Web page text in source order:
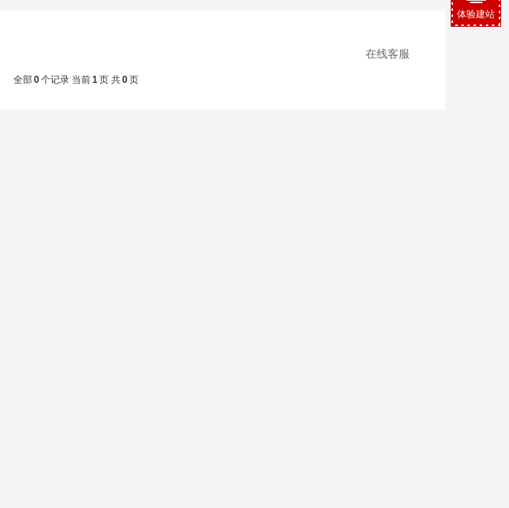
在线客服
全部0个记录 当前1页 共0页
体验建站